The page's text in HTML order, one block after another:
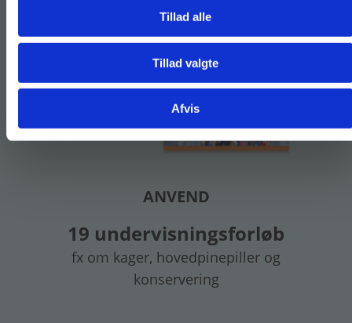
Tillad alle
Tillad valgte
Afvis
ANVEND
19 undervisningsforløb
fx om kager, hovedpinepiller og
konservering
Gå til praxisOnline